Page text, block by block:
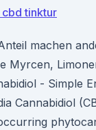
tinktur
machen
Myrcen,
- Simple
Cannabidiol